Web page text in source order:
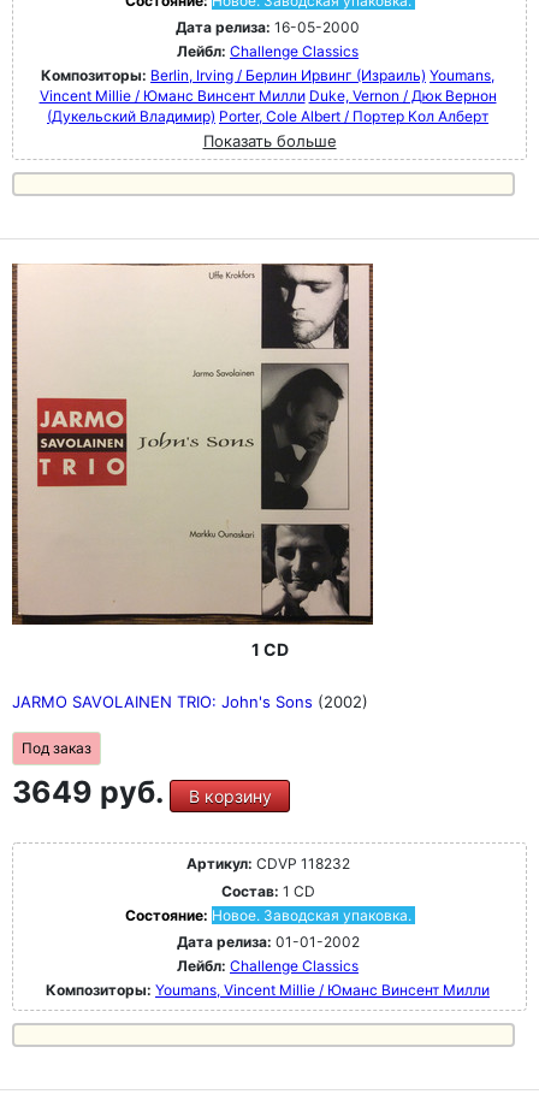
Дата релиза: 16-05-2000
Лейбл: Challenge Classics
Композиторы: Berlin, Irving / Берлин Ирвинг (Израиль) Youmans,
Vincent Millie / Юманс Винсент Милли Duke, Vernon / Дюк Вернон
(Дукельский Владимир) Porter, Cole Albert / Портер Кол Алберт
Показать больше
1 CD
JARMO SAVOLAINEN TRIO: John's Sons (2002)
Под заказ
3649 руб. В корзину
Артикул: CDVP 118232
Состав: 1 CD
Состояние: Новое. Заводская упаковка.
Дата релиза: 01-01-2002
Лейбл: Challenge Classics
Композиторы: Youmans, Vincent Millie / Юманс Винсент Милли